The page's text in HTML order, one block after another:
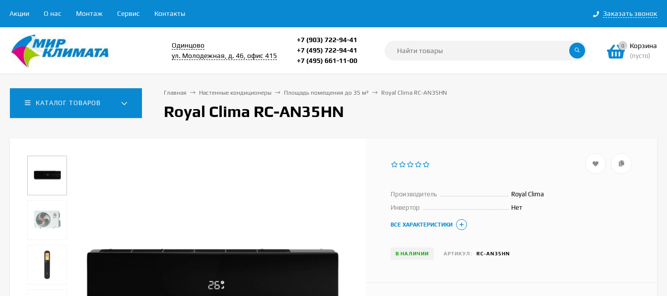
Заказать звонок
Акции О нас Монтаж Сервис Контакты
Одинцово
ул. Молодежная, д. 46, офис 415
+7 (903) 722-94-41
+7 (495) 722-94-41
+7 (495) 661-11-00
0 Корзина
(пусто)
КАТАЛОГ ТОВАРОВ
Главная Настенные кондиционеры Площадь помещения до 35 м² Royal Clima RC-AN35HN
Royal Clima RC-AN35HN
Производитель
Royal Clima
Инвертор
Нет
ВСЕ ХАРАКТЕРИСТИКИ
В НАЛИЧИИ АРТИКУЛ: RC-AN35HN